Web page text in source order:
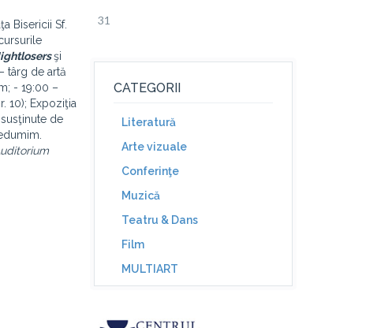
Bisericii Sf.
şi
târg de artă
- 19:00 –
10); Expoziţia
de
31
CATEGORII
Literatură
Arte vizuale
Conferinţe
Muzică
Teatru & Dans
Film
MULTIART